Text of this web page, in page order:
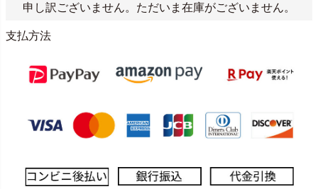
申し訳ございません。ただいま在庫がございません。
支払方法